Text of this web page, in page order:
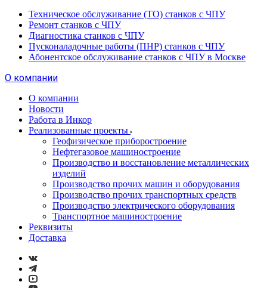
Техническое обслуживание (ТО) станков с ЧПУ
Ремонт станков с ЧПУ
Диагностика станков с ЧПУ
Пусконаладочные работы (ПНР) станков с ЧПУ
Абонентское обслуживание станков с ЧПУ в Москве
О компании
О компании
Новости
Работа в Инкор
Реализованные проекты
Геофизическое приборостроение
Нефтегазовое машиностроение
Производство и восстановление металлических
изделий
Производство прочих машин и оборудования
Производство прочих транспортных средств
Производство электрического оборудования
Транспортное машиностроение
Реквизиты
Доставка